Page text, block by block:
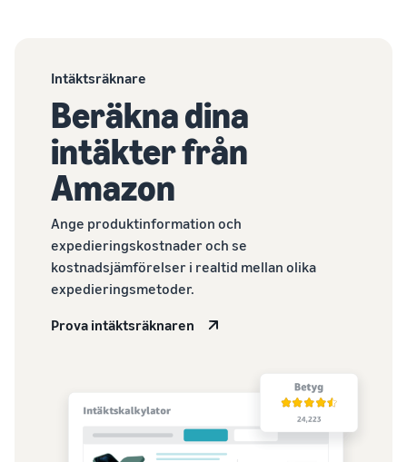
Intäktsräknare
Beräkna dina
intäkter från
Amazon
Ange produktinformation och
expedieringskostnader och se
kostnadsjämförelser i realtid mellan olika
expedieringsmetoder.
Prova intäktsräknaren